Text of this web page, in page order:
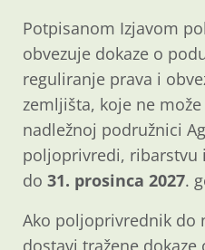
Potpisanom Izjavom
obvezuje dokaze o
reguliranje prava i
zemljišta, koje ne
nadležnoj podružnici
poljoprivredi, ribarstvu
do 31. prosinca 2027.
Ako poljoprivrednik do
dostavi tražene dokaze